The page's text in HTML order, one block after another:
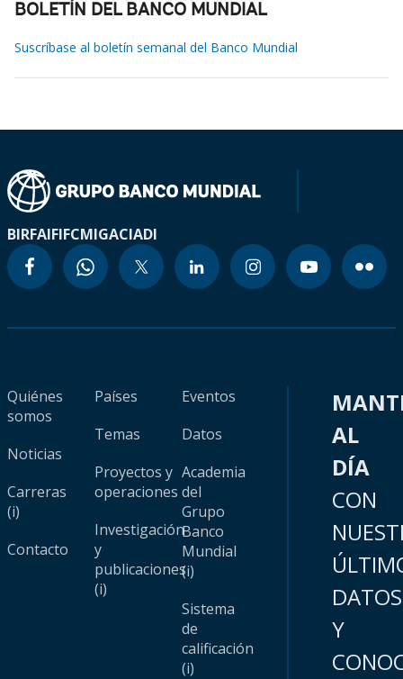
BOLETÍN DEL BANCO MUNDIAL
Suscríbase al boletín semanal del Banco Mundial
BIRFAIFIFCMIGACIADI
Quiénes
somos
Noticias
Carreras
(i)
Contacto
Países
Temas
Proyectos y
operaciones
Investigación
y
publicaciones
(i)
Eventos
Datos
Academia
del
Grupo
Banco
Mundial
(i)
Sistema
de
calificación
(i)
AL
DÍA
CON
DATOS
Y